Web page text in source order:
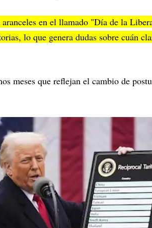
en el llamado "Día de la
lo que genera dudas sobre cuán
meses que reflejan el cambio de